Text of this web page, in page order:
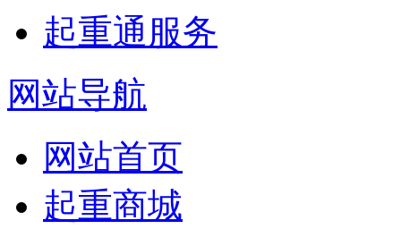
起重通服务
网站导航
网站首页
起重商城